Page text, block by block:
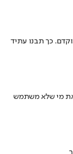
כך תבנו עתיד
את מי שלא משתמש